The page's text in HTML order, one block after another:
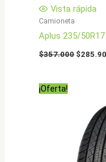
Vista rápida
Camioneta
Aplus 235/
$357.000 El
$
¡Oferta!